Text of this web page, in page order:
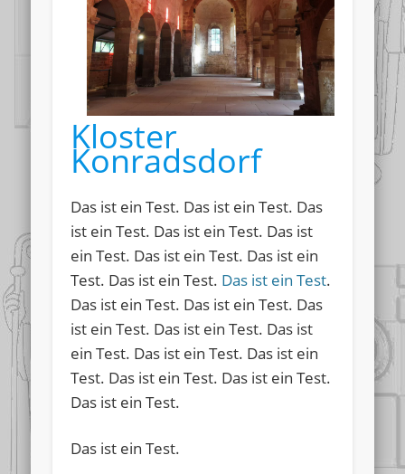
Kloster
Konradsdorf
Das ist ein Test. Das ist ein Test. Das
ist ein Test. Das ist ein Test. Das ist
ein Test. Das ist ein Test. Das ist ein
Test. Das ist ein Test. Das ist ein Test.
Das ist ein Test. Das ist ein Test. Das
ist ein Test. Das ist ein Test. Das ist
ein Test. Das ist ein Test. Das ist ein
Test. Das ist ein Test. Das ist ein Test.
Das ist ein Test.
Das ist ein Test.